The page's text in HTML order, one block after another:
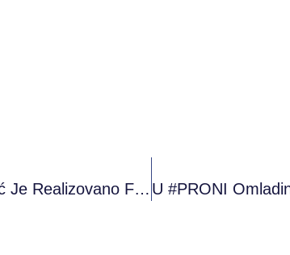
U #PRONI Omladinskom Klubu Maoča Sinoć Je Realizovano Filmsko Veče